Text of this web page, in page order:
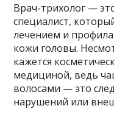
Врач-трихолог —
специалист,
лечением и
кожи головы.
кажется
медициной, ведь
волосами — это
нарушений или